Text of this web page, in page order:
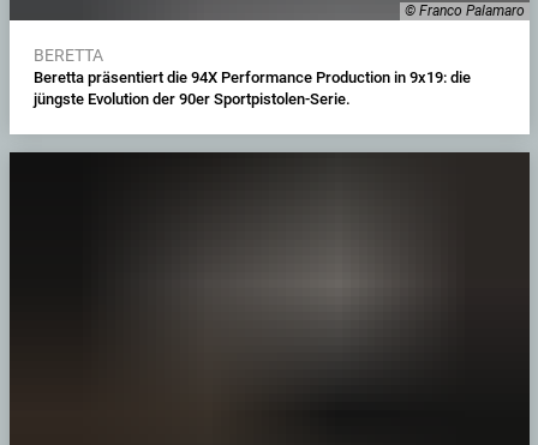
© Franco Palamaro
BERETTA
Beretta präsentiert die 94X Performance Production in 9x19: die
jüngste Evolution der 90er Sportpistolen-Serie.